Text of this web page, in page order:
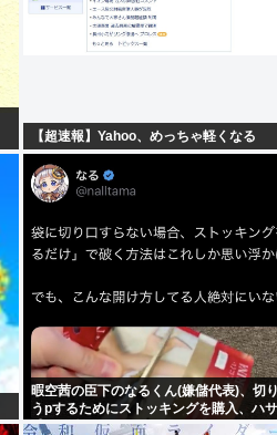
【超速報】Yahoo、めっちゃ軽くなる
暇空茜の臣下のなるくん(嫌儲代表)、切
うpするためにストッキングを購入、ハ
感触を楽しむ